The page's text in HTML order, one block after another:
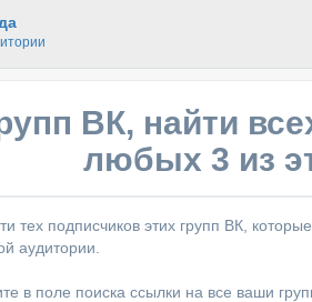
ВК, найти
любых 3 из
тех подписчиков этих групп ВК,
аудитории.
в поле поиска ссылки на все ваши